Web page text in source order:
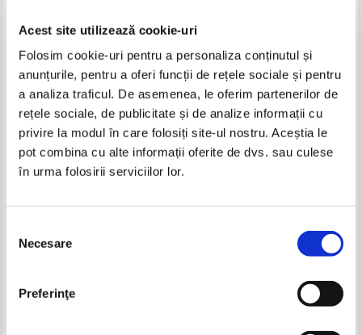
Acest site utilizează cookie-uri
Folosim cookie-uri pentru a personaliza conținutul și
anunțurile, pentru a oferi funcții de rețele sociale și pentru
a analiza traficul. De asemenea, le oferim partenerilor de
rețele sociale, de publicitate și de analize informații cu
privire la modul în care folosiți site-ul nostru. Aceștia le
pot combina cu alte informații oferite de dvs. sau culese
în urma folosirii serviciilor lor.
consimțământului
Necesare
Preferinţe
Leon Magdan - Pilde ortodoxe si
IN STOC
Adaugă în coș
Leon Magdan - Probleme
Adaugă în coș